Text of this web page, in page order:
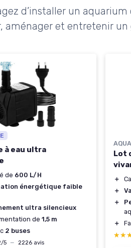
d’installer un
aménager et entretenir
à eau ultra
de 600 L/H
énergétique faible
ultra silencieux
de 1,5 m
2 buses
5 — 2226 avis
Lot
＋
＋
＋
＋